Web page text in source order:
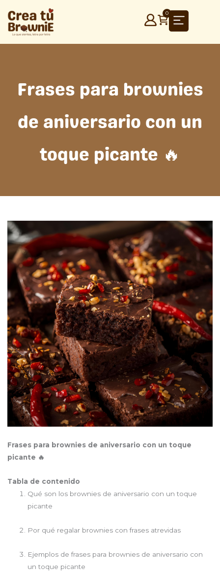
contenido
0
Frases para brownies
de aniversario con un
toque picante 🔥
Frases para brownies de aniversario con un toque
picante 🔥
Tabla de contenido
Qué son los brownies de aniversario con un toque
picante
Por qué regalar brownies con frases atrevidas
Ejemplos de frases para brownies de aniversario con
un toque picante